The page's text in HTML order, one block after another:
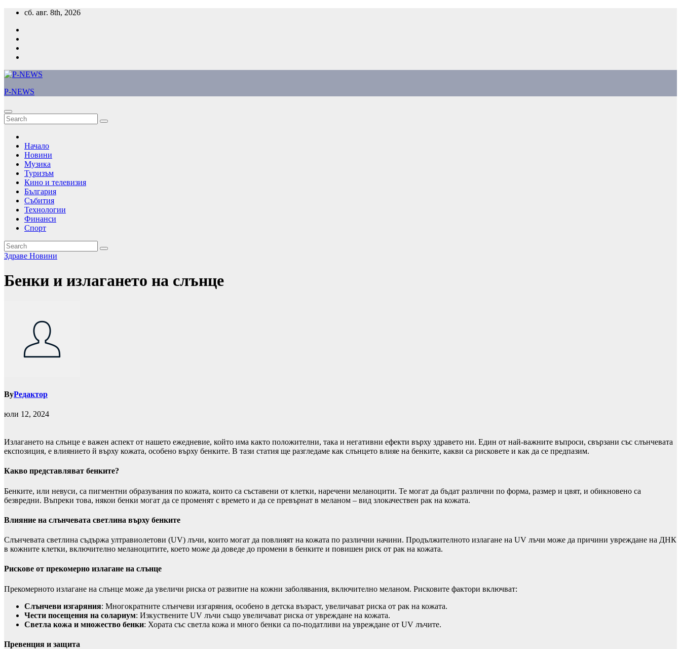
Skip
content
сб. авг. 8th, 2026
P-NEWS
Начало
Новини
Музика
Туризъм
Кино и телевизия
България
Събития
Технологии
Финанси
Спорт
Здраве Новини
Бенки и излагането на слънце
ByРедактор
юли 12, 2024
Излагането на слънце е важен аспект от нашето ежедневие, който има както положителни, така и негативни ефекти върху здравето ни. Един от най-важните въпроси, свързани със слънчевата
експозиция, е влиянието й върху кожата, особено върху бенките. В тази статия ще разгледаме как слънцето влияе на бенките, какви са рисковете и как да се предпазим.
Какво представляват бенките?
Бенките, или невуси, са пигментни образувания по кожата, които са съставени от клетки, наречени меланоцити. Те могат да бъдат различни по форма, размер и цвят, и обикновено са
безвредни. Въпреки това, някои бенки могат да се променят с времето и да се превърнат в меланом – вид злокачествен рак на кожата.
Влияние на слънчевата светлина върху бенките
Слънчевата светлина съдържа ултравиолетови (UV) лъчи, които могат да повлияят на кожата по различни начини. Продължителното излагане на UV лъчи може да причини увреждане на ДНК
в кожните клетки, включително меланоцитите, което може да доведе до промени в бенките и повишен риск от рак на кожата.
Рискове от прекомерно излагане на слънце
Прекомерното излагане на слънце може да увеличи риска от развитие на кожни заболявания, включително меланом. Рисковите фактори включват:
Слънчеви изгаряния: Многократните слънчеви изгаряния, особено в детска възраст, увеличават риска от рак на кожата.
Чести посещения на солариум: Изкуствените UV лъчи също увеличават риска от увреждане на кожата.
Светла кожа и множество бенки: Хората със светла кожа и много бенки са по-податливи на увреждане от UV лъчите.
Превенция и защита